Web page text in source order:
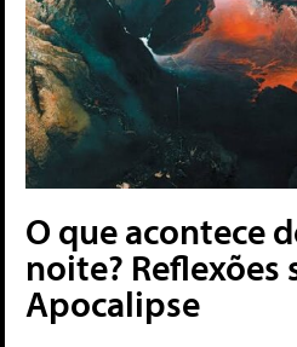
O que acontece
noite? Reflexões
Apocalipse